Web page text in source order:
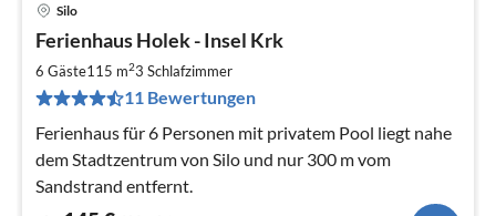
Silo
Ferienhaus Holek - Insel Krk
6 Gäste115 m23 Schlafzimmer
11 Bewertungen
Ferienhaus für 6 Personen mit privatem Pool liegt nahe
dem Stadtzentrum von Silo und nur 300 m vom
Sandstrand entfernt.